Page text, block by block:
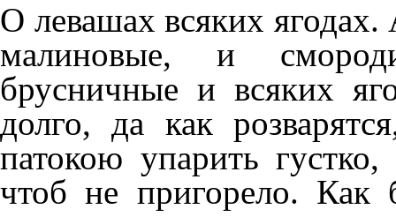
О левашах всяких
малиновые, и
брусничные и всяких
долго, да как
патокою упарить
чтоб не пригорело. Как